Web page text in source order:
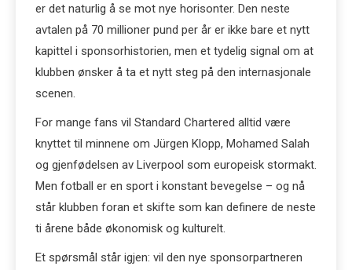
er det naturlig å se mot nye horisonter. Den neste
avtalen på 70 millioner pund per år er ikke bare et nytt
kapittel i sponsorhistorien, men et tydelig signal om at
klubben ønsker å ta et nytt steg på den internasjonale
scenen.
For mange fans vil Standard Chartered alltid være
knyttet til minnene om Jürgen Klopp, Mohamed Salah
og gjenfødelsen av Liverpool som europeisk stormakt.
Men fotball er en sport i konstant bevegelse – og nå
står klubben foran et skifte som kan definere de neste
ti årene både økonomisk og kulturelt.
Et spørsmål står igjen: vil den nye sponsorpartneren